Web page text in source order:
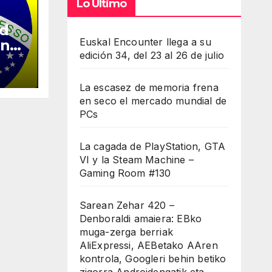
Lo Último
Euskal Encounter llega a su
edición 34, del 23 al 26 de julio
La escasez de memoria frena
en seco el mercado mundial de
PCs
La cagada de PlayStation, GTA
VI y la Steam Machine –
Gaming Room #130
Sarean Zehar 420 –
Denboraldi amaiera: EBko
muga-zerga berriak
AliExpressi, AEBetako AAren
kontrola, Googleri behin betiko